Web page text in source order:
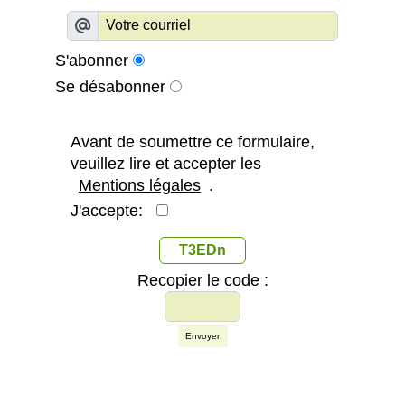
S'abonner
Se désabonner
Avant de soumettre ce formulaire,
veuillez lire et accepter les
Mentions légales .
J'accepte:
T3EDn
Recopier le code :
Envoyer